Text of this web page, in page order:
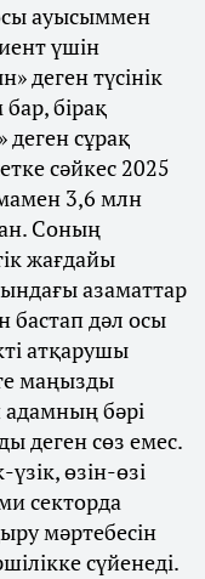
ауысыммен
үшін
деген түсінік
бірақ
сұрақ
сәйкес 2025
3,6 млн
Соның
жағдайы
азаматтар
бастап дәл осы
атқарушы
маңызды
адамның бәрі
деген сөз емес.
өзін-өзі
секторда
мәртебесін
сүйенеді.